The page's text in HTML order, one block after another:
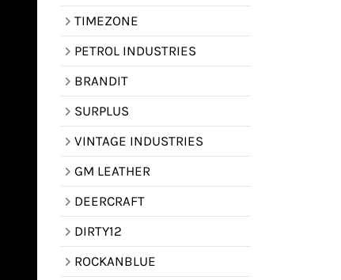
TIMEZONE
PETROL INDUSTRIES
BRANDIT
SURPLUS
VINTAGE INDUSTRIES
GM LEATHER
DEERCRAFT
DIRTY12
ROCKANBLUE